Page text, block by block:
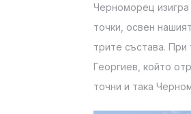
Черноморец изигра
точки, освен
трите състава. При
Георгиев, който
точни и така